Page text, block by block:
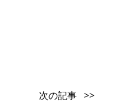
次の記事 >>